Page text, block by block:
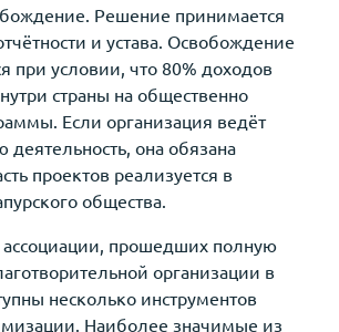
Решение принимается
и устава. Освобождение
при условии, что 80% доходов
страны на общественно
Если организация ведёт
она обязана
проектов реализуется в
общества.
прошедших полную
организации в
несколько инструментов
Наиболее значимые из